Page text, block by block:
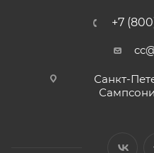
+7
Санкт-